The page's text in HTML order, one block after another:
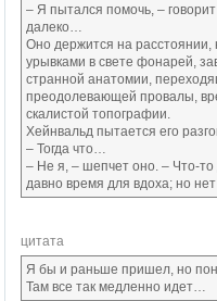
– Я пытался помочь, –
далеко…
Оно держится на расстоянии,
урывками в свете фонарей,
странной анатомии,
преодолевающей провалы,
скалистой топографии.
Хейнвальд пытается его
– Тогда что…
– Не я, – шепчет оно. – Что-
давно время для вдоха; но
цитата
Я бы и раньше пришел, но
Там все так медленно идет…